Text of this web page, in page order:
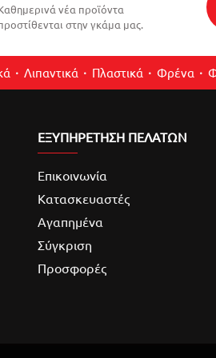
νέα προϊόντα
στην γκάμα μας.
Λιπαντικά Πλαστικά Φρένα
ΕΞΥΠΗΡΕΤΗΣΗ ΠΕΛΑΤΩΝ
Επικοινωνία
Κατασκευαστές
Αγαπημένα
Σύγκριση
Προσφορές